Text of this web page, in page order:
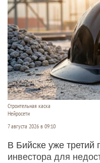
Строительная каска
Нейросети
7 августа 2026 в 09:10
В Бийске уже третий
инвестора для